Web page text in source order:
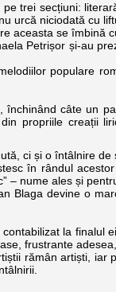
trei secțiuni:
urcă niciodată cu
aceasta se îmbină
Petrișor și-au
populare
câte un
propriile creații
ci și o întâlnire de
în rândul
– nume ales și
Blaga devine o
la finalul
frustrante
rămân artiști,